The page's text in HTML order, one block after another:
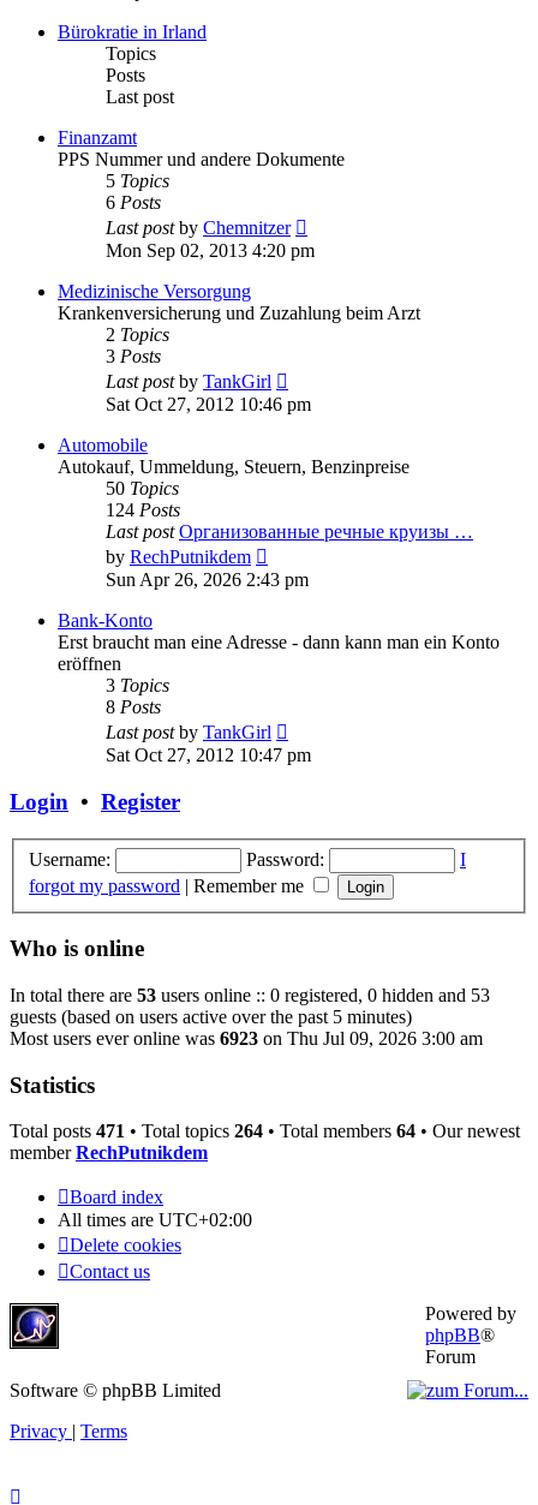
Bürokratie in Irland
Topics
Posts
Last post
Finanzamt
PPS Nummer und andere Dokumente
5 Topics
6 Posts
Last postby Chemnitzer
the
Mon Sep 02, 2013 4:20 pm
Medizinische Versorgung
Krankenversicherung und Zuzahlung beim Arzt
2 Topics
3 Posts
Last postby TankGirl
the
latest
Sat Oct 27, 2012 10:46 pm
Automobile
Autokauf, Ummeldung, Steuern, Benzinpreise
50 Topics
124 Posts
Last post Организованные речные круизы …
by RechPutnikdem
the
latest
Sun Apr 26, 2026 2:43 pm
Bank-Konto
Erst braucht man eine Adresse - dann kann man ein Konto
eröffnen
3 Topics
8 Posts
Last postby TankGirl
the
latest
Sat Oct 27, 2012 10:47 pm
Login • Register
Username: Password:
I
forgot my password | Remember me
Who is online
In total there are 53 users online :: 0 registered, 0 hidden and 53
guests (based on users active over the past 5 minutes)
Most users ever online was 6923 on Thu Jul 09, 2026 3:00 am
Statistics
Total posts 471 • Total topics 264 • Total members 64 • Our newest
memberRechPutnikdem
Board index
All times are UTC+02:00
Delete cookies
Contact us
Powered by
phpBB®
Forum
Software © phpBB Limited
Privacy | Terms